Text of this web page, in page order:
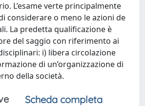
L’esame verte principalmente
considerare o meno le azioni de
La predetta qualificazione è
del saggio con riferimento ai
i) libera circolazione
di un’organizzazione di
della società.
Scheda completa